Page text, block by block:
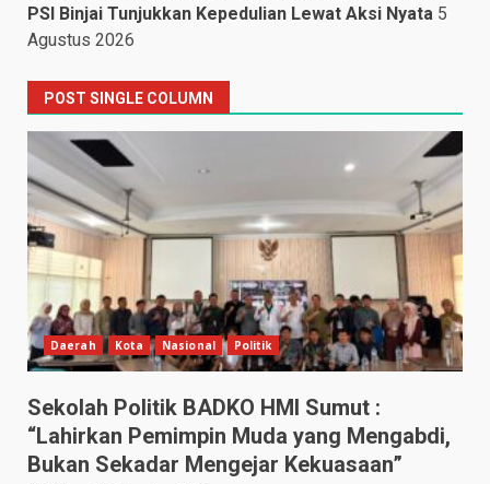
PSI Binjai Tunjukkan Kepedulian Lewat Aksi Nyata 5
Agustus 2026
POST SINGLE COLUMN
Daerah Kota Nasional Politik
Sekolah Politik BADKO HMI Sumut :
“Lahirkan Pemimpin Muda yang Mengabdi,
Bukan Sekadar Mengejar Kekuasaan”